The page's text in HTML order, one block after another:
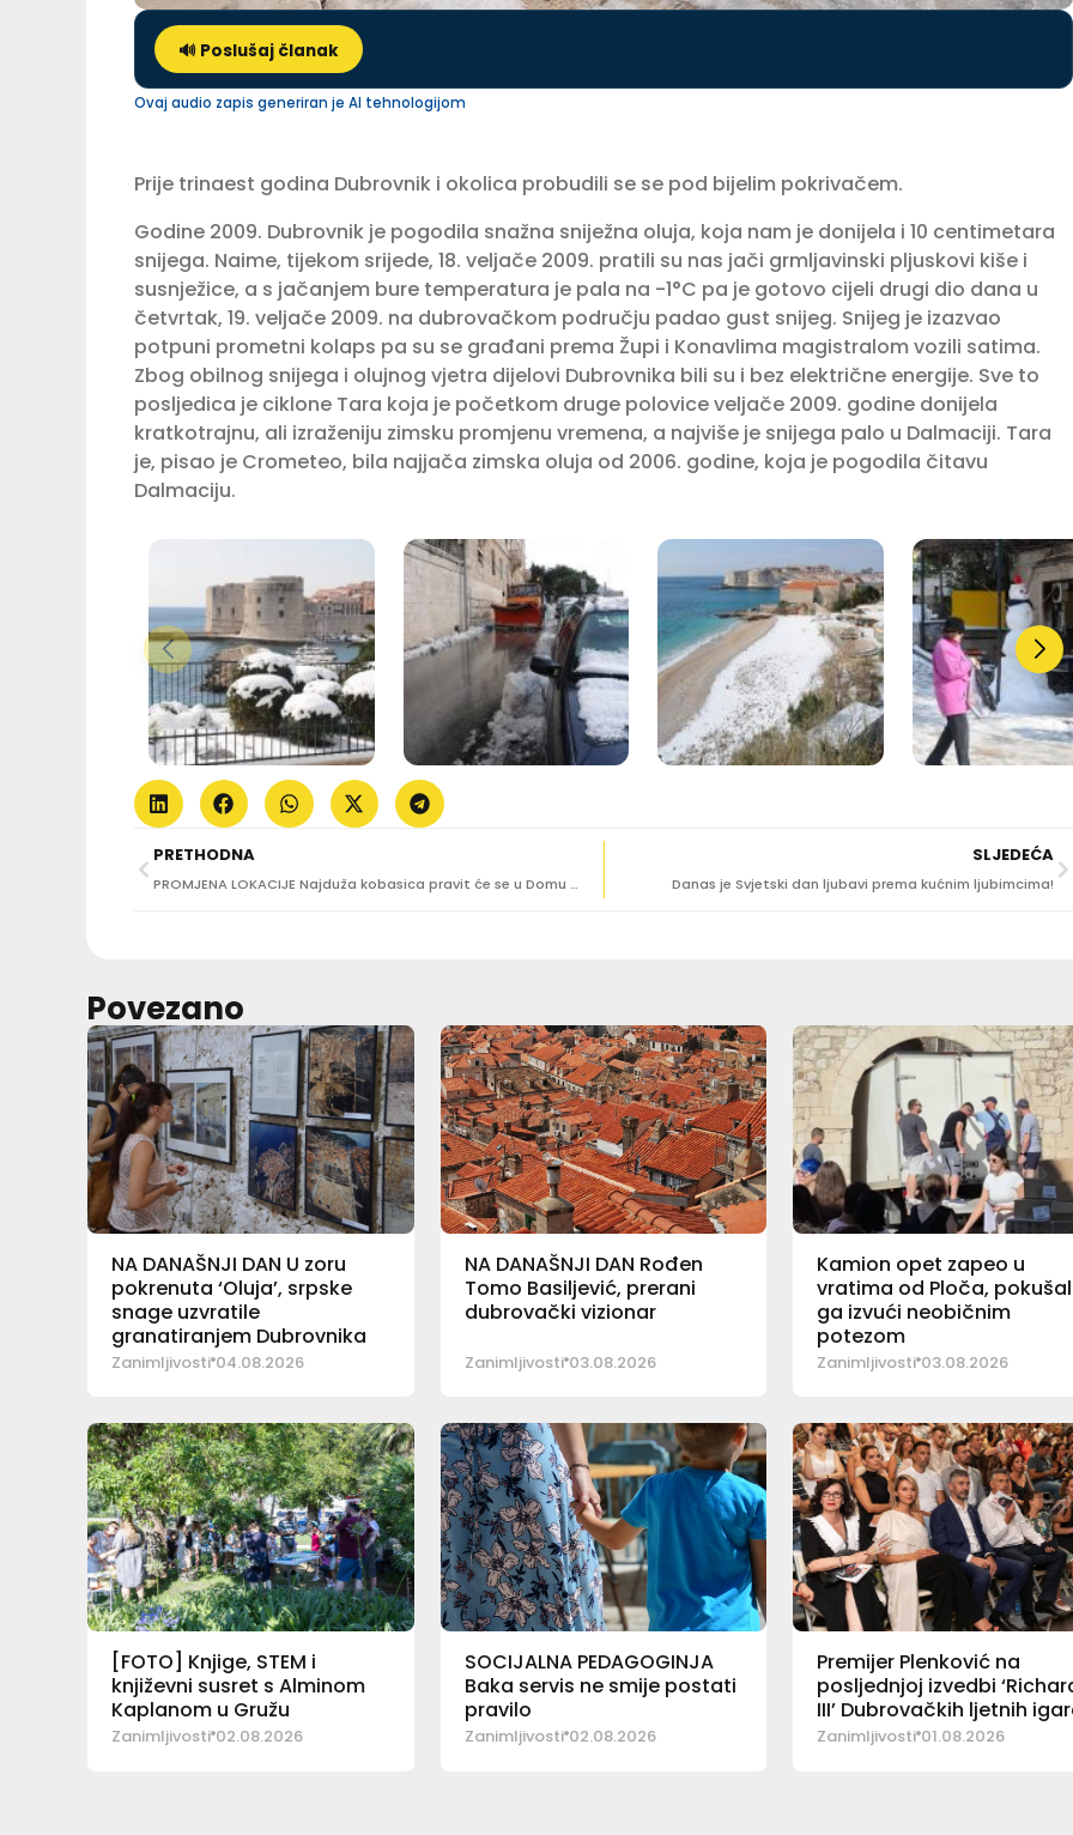
🔊 Poslušaj članak
Ovaj audio zapis generiran je AI tehnologijom
Prije trinaest godina Dubrovnik i okolica probudili se se pod bijelim pokrivačem.
Godine 2009. Dubrovnik je pogodila snažna sniježna oluja, koja nam je donijela i 10 centimetara
snijega. Naime, tijekom srijede, 18. veljače 2009. pratili su nas jači grmljavinski pljuskovi kiše i
susnježice, a s jačanjem bure temperatura je pala na -1°C pa je gotovo cijeli drugi dio dana u
četvrtak, 19. veljače 2009. na dubrovačkom području padao gust snijeg. Snijeg je izazvao
potpuni prometni kolaps pa su se građani prema Župi i Konavlima magistralom vozili satima.
Zbog obilnog snijega i olujnog vjetra dijelovi Dubrovnika bili su i bez električne energije. Sve to
posljedica je ciklone Tara koja je početkom druge polovice veljače 2009. godine donijela
kratkotrajnu, ali izraženiju zimsku promjenu vremena, a najviše je snijega palo u Dalmaciji. Tara
je, pisao je Crometeo, bila najjača zimska oluja od 2006. godine, koja je pogodila čitavu
Dalmaciju.
PRETHODNA
PROMJENA LOKACIJE Najduža kobasica pravit će se u Domu kulture na Grudi
SLJEDEĆA
Danas je Svjetski dan ljubavi prema kućnim ljubimcima!
Povezano
NA DANAŠNJI DAN U zoru
pokrenuta ‘Oluja’, srpske
snage uzvratile
granatiranjem Dubrovnika
Zanimljivosti 04.08.2026
NA DANAŠNJI DAN Rođen
Tomo Basiljević, prerani
dubrovački vizionar
Zanimljivosti 03.08.2026
Kamion opet zapeo u
vratima od Ploča,
ga izvući neobičnim
potezom
Zanimljivosti 03.08.2026
[FOTO] Knjige, STEM i
književni susret s Alminom
Kaplanom u Gružu
Zanimljivosti 02.08.2026
SOCIJALNA PEDAGOGINJA
Baka servis ne smije postati
pravilo
Zanimljivosti 02.08.2026
Premijer Plenković na
posljednjoj izvedbi
III’ Dubrovačkih ljetnih
Zanimljivosti 01.08.2026